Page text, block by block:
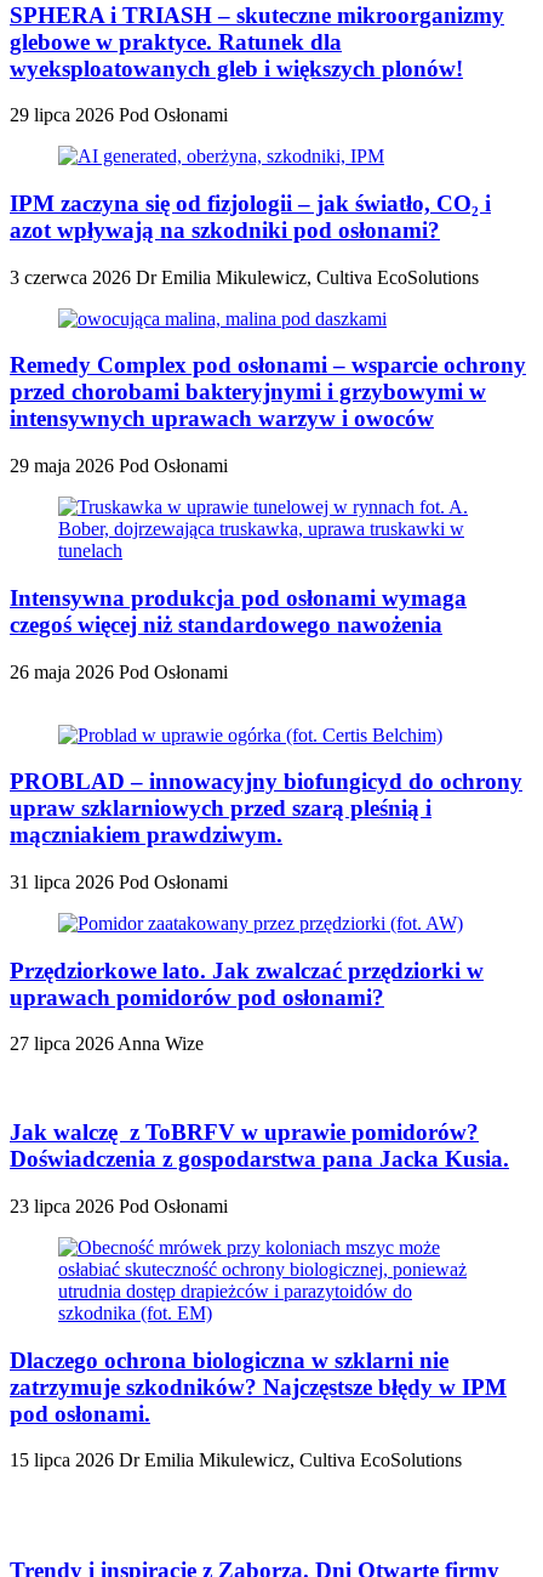
SPHERA i TRIASH – skuteczne mikroorganizmy
glebowe w praktyce. Ratunek dla
wyeksploatowanych gleb i większych plonów!
29 lipca 2026 Pod Osłonami
IPM zaczyna się od fizjologii – jak światło, CO₂ i
azot wpływają na szkodniki pod osłonami?
3 czerwca 2026 Dr Emilia Mikulewicz, Cultiva EcoSolutions
Remedy Complex pod osłonami – wsparcie ochrony
przed chorobami bakteryjnymi i grzybowymi w
intensywnych uprawach warzyw i owoców
29 maja 2026 Pod Osłonami
Intensywna produkcja pod osłonami wymaga
czegoś więcej niż standardowego nawożenia
26 maja 2026 Pod Osłonami
PROBLAD – innowacyjny biofungicyd do ochrony
upraw szklarniowych przed szarą pleśnią i
mączniakiem prawdziwym.
31 lipca 2026 Pod Osłonami
Przędziorkowe lato. Jak zwalczać przędziorki w
uprawach pomidorów pod osłonami?
27 lipca 2026Anna Wize
Jak walczę z ToBRFV w uprawie pomidorów?
Doświadczenia z gospodarstwa pana Jacka Kusia.
23 lipca 2026 Pod Osłonami
Dlaczego ochrona biologiczna w szklarni nie
zatrzymuje szkodników? Najczęstsze błędy w IPM
pod osłonami.
15 lipca 2026 Dr Emilia Mikulewicz, Cultiva EcoSolutions
Trendy i inspiracje z Zaborza. Dni Otwarte firmy